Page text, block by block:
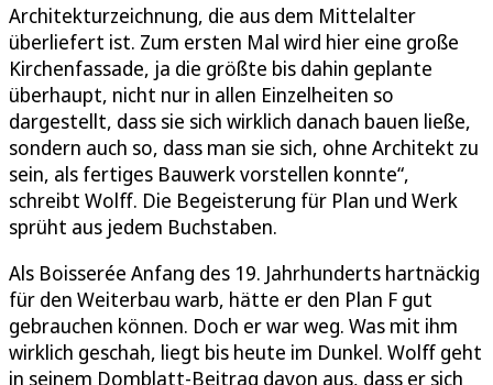
Architekturzeichnung, die aus dem Mittelalter
überliefert ist. Zum ersten Mal wird hier eine große
Kirchenfassade, ja die größte bis dahin geplante
überhaupt, nicht nur in allen Einzelheiten so
dargestellt, dass sie sich wirklich danach bauen ließe,
sondern auch so, dass man sie sich, ohne Architekt zu
sein, als fertiges Bauwerk vorstellen konnte“,
schreibt Wolff. Die Begeisterung für Plan und Werk
sprüht aus jedem Buchstaben.
Als Boisserée Anfang des 19. Jahrhunderts hartnäckig
für den Weiterbau warb, hätte er den Plan F gut
gebrauchen können. Doch er war weg. Was mit ihm
wirklich geschah, liegt bis heute im Dunkel. Wolff geht
in seinem Domblatt-Beitrag davon aus, dass er sich